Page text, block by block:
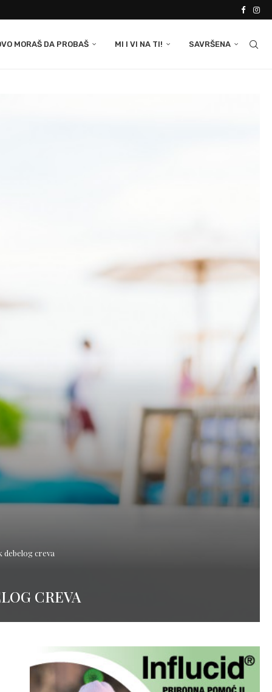
MORAŠ DA PROBAŠ MI I VI NA TI! SAVRŠENA
debelog creva
CREVA